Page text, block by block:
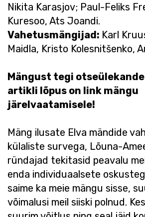
Nikita Karasjov; Paul-Feliks
Kuresoo, Ats Joandi.
Vahetusmängijad: Karl
Maidla, Kristo Kolesnitšenko,
Mängust tegi otseülekande
artikli lõpus on link mängu
järelvaatamisele!
Mäng ilusate Elva mändide
külaliste survega, Lõuna-
ründajad tekitasid peavalu
enda individuaalsete
saime ka meie mängu sisse,
võimalusi meil siiski polnud.